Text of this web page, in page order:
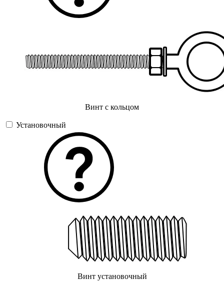
Винт с кольцом
Установочный
Винт установочный